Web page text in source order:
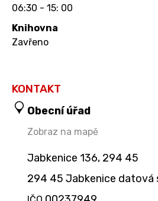
06:30 - 15: 00
Knihovna
Zavřeno
KONTAKT
Obecní úřad
Zobraz na mapě
Jabkenice 136, 294 45
294 45 Jabkenice datová